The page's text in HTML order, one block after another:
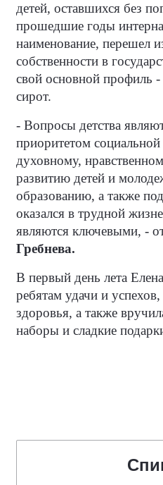
детей, оставшихся без
прошедшие годы
наименование, перешел
собственности в
свой основной профиль
сирот.
- Вопросы детства
приоритетом
духовному,
развитию детей и
образованию, а также
оказался в трудной
являются ключевыми, -
Гребнева.
В первый день лета
ребятам удачи и
здоровья, а также
наборы и сладкие